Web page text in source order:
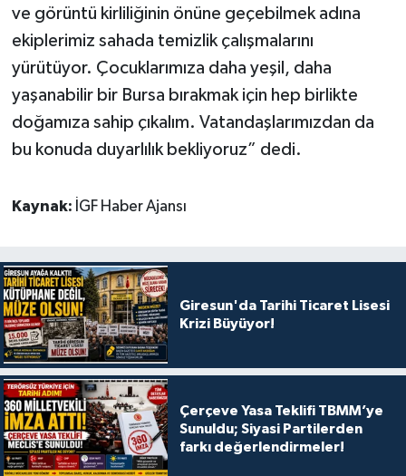
ve görüntü kirliliğinin önüne geçebilmek adına
ekiplerimiz sahada temizlik çalışmalarını
yürütüyor. Çocuklarımıza daha yeşil, daha
yaşanabilir bir Bursa bırakmak için hep birlikte
doğamıza sahip çıkalım. Vatandaşlarımızdan da
bu konuda duyarlılık bekliyoruz” dedi.
Kaynak: İGF Haber Ajansı
Giresun'da Tarihi Ticaret Lisesi
Krizi Büyüyor!
Çerçeve Yasa Teklifi TBMM’ye
Sunuldu; Siyasi Partilerden
farkı değerlendirmeler!